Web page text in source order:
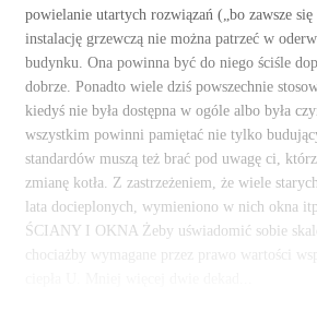
powielanie utartych rozwiązań („bo zawsze
instalację grzewczą nie można patrzeć w
budynku. Ona powinna być do niego ściśle
dobrze. Ponadto wiele dziś powszechnie
kiedyś nie była dostępna w ogóle albo była
wszystkim powinni pamiętać nie tylko
standardów muszą też brać pod uwagę ci,
zmianę kotła. Z zastrzeżeniem, że wiele
lata docieplonych, wymieniono w nich okna
ŚCIANY I OKNA Żeby uświadomić sobie
chociażby wymagane przez prawo wartości